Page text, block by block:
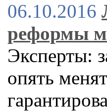
06.10.2016
реформы
Эксперты:
опять